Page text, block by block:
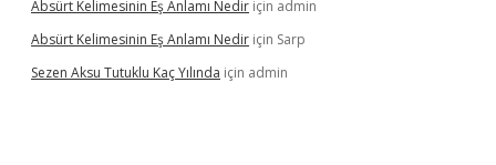
Absürt Kelimesinin Eş Anlamı Nedir için admin
Absürt Kelimesinin Eş Anlamı Nedir için Sarp
Sezen Aksu Tutuklu Kaç Yılında için admin